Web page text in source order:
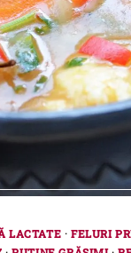
LACTATE ·FELURI